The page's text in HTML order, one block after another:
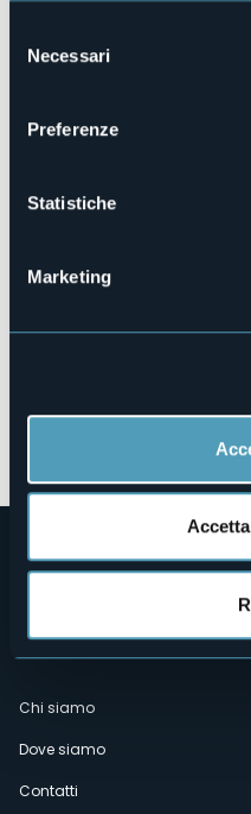
delNecessari
Preferenze
Statistiche
Marketing
https://
gravellona-toce-nasce-il-
Menù
secondario
Chi siamo
Dove siamo
Contatti